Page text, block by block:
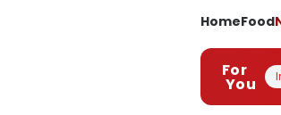
HomeFood
For
You